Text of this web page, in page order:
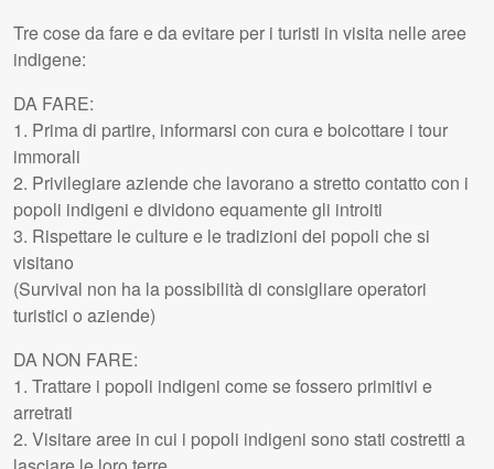
Tre cose da fare e da evitare per i turisti in visita nelle aree
indigene:
DA FARE:
1. Prima di partire, informarsi con cura e boicottare i tour
immorali
2. Privilegiare aziende che lavorano a stretto contatto con i
popoli indigeni e dividono equamente gli introiti
3. Rispettare le culture e le tradizioni dei popoli che si
visitano
(Survival non ha la possibilità di consigliare operatori
turistici o aziende)
DA NON FARE:
1. Trattare i popoli indigeni come se fossero primitivi e
arretrati
2. Visitare aree in cui i popoli indigeni sono stati costretti a